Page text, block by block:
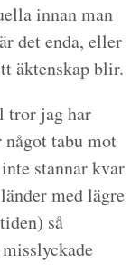
innan man
det enda, eller
äktenskap blir.
tror jag har
tabu mot
stannar kvar
med lägre
så